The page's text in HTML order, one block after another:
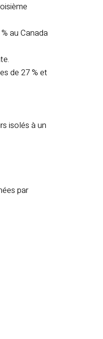
au Canada
de 27 % et
isolés à un
par